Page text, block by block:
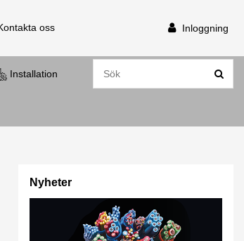
oss Inloggning
Installation
Nyheter